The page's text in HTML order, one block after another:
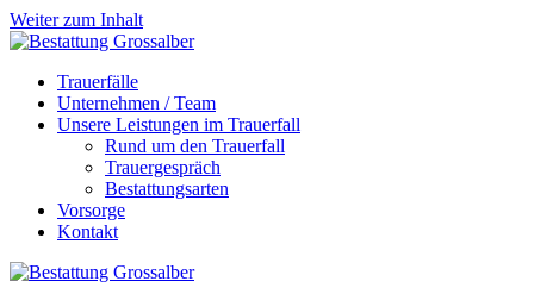
Weiter zum Inhalt
Trauerfälle
Unternehmen / Team
Unsere Leistungen im Trauerfall
Rund um den Trauerfall
Trauergespräch
Bestattungsarten
Vorsorge
Kontakt